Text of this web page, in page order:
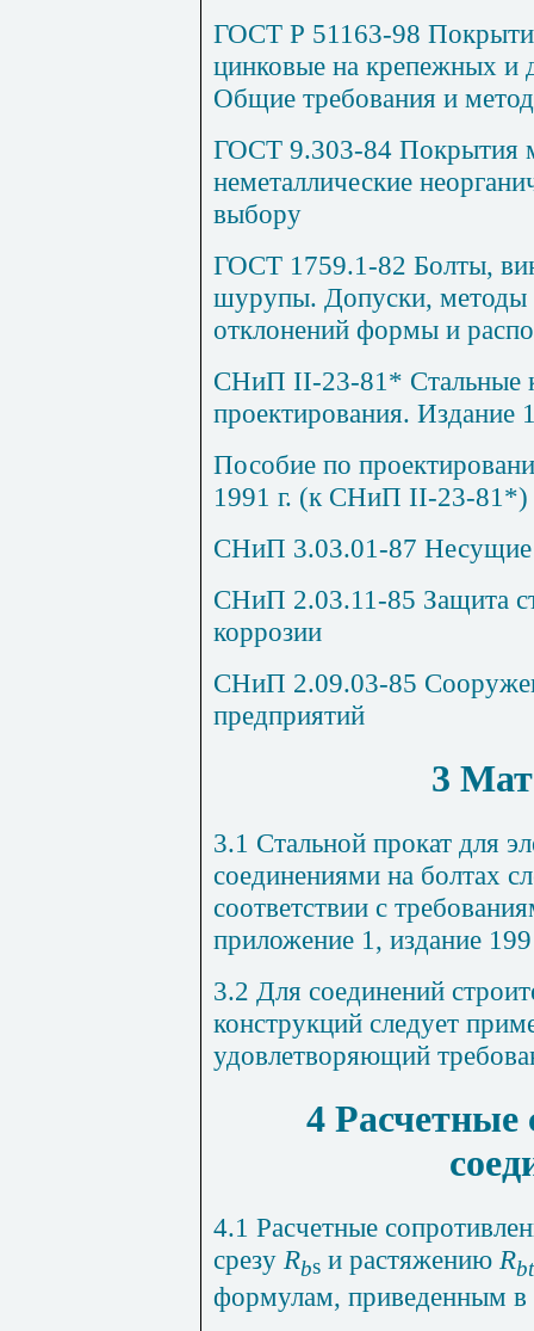
ГОСТ Р 51163-98
цинковые на крепежных и
Общие требования и
ГОСТ 9.303-84 Покрытия
неметаллические
выбору
ГОСТ 1759.1-82 Болты,
шурупы. Допуски, методы
отклонений формы и
СНиП II-23-81* Стальные
проектирования. Издание
Пособие по
1991 г. (к СНиП II-23-81*)
СНиП 3.03.01-87 Несущие
СНиП 2.03.11-85 Защита
коррозии
СНиП 2.09.03-85
предприятий
3
3.1 Стальной прокат для
соединениями на болтах
соответствии с
приложение 1, издание
3.2 Для соединений
конструкций следует
удовлетворяющий
4 Расчетные
4.1 Расчетные
срезу Rbs и растяжению Rbt
формулам, приведенным в